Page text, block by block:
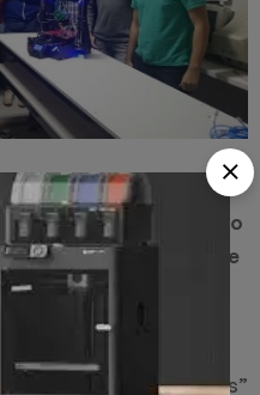
em laboratório e o
se intimidaram diante
3D
de Impressoras”